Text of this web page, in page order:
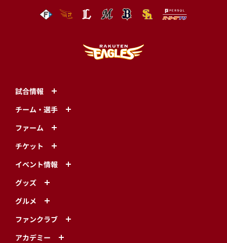
試合情報
チーム・選手
ファーム
チケット
イベント情報
グッズ
グルメ
ファンクラブ
アカデミー